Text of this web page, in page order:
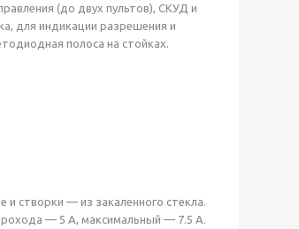
(до двух пультов), СКУД и
для индикации разрешения и
полоса на стойках.
створки — из закаленного стекла.
— 5 А, максимальный — 7.5 А.